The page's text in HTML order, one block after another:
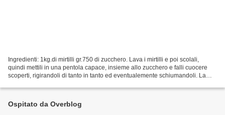
Ingredienti: 1kg.di mirtilli gr.750 di zucchero. Lava i mirtilli e poi scolali,
quindi mettili in una pentola capace, insieme allo zucchero e falli cuocere
scoperti, rigirandoli di tanto in tanto ed eventualemente schiumandoli. La
Ospitato da Overblog